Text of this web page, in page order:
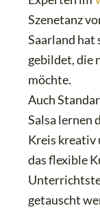
Szenetanz
Saarland hat
gebildet, die
möchte.
Auch
Salsa lernen
Kreis kreativ
das flexible
getauscht